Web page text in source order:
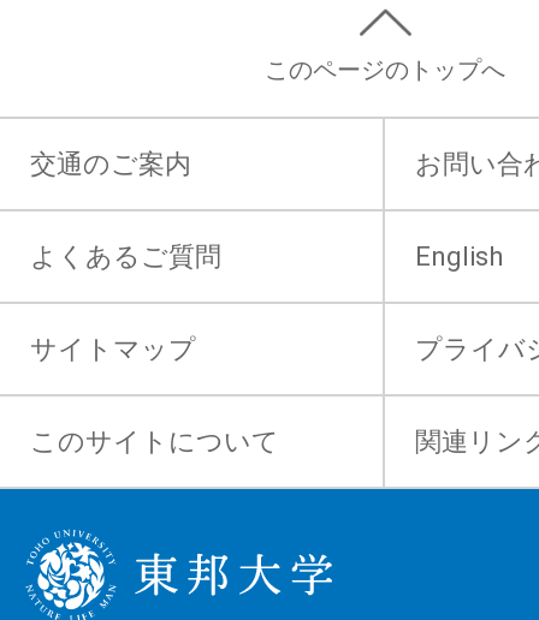
このページのトップへ
交通のご案内 お問い合
よくあるご質問 English
サイトマップ プライバ
このサイトについて 関連リン